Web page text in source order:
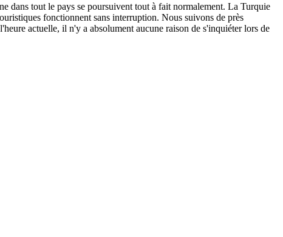
dans tout le pays se poursuivent tout à fait normalement. La Turquie
fonctionnent sans interruption. Nous suivons de près
actuelle, il n'y a absolument aucune raison de s'inquiéter lors de